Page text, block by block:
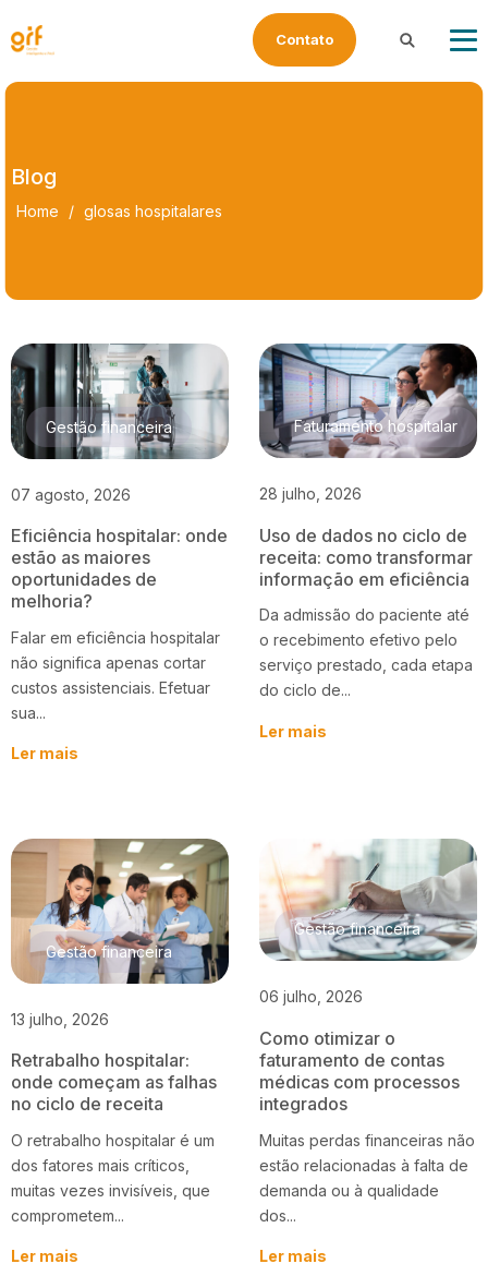
Contato
Blog
Home / glosas hospitalares
Gestão financeira
07 agosto, 2026
Eficiência hospitalar: onde
estão as maiores
oportunidades de
melhoria?
Falar em eficiência hospitalar
não significa apenas cortar
custos assistenciais. Efetuar
sua...
Ler mais
Faturamento hospitalar
28 julho, 2026
Uso de dados no ciclo de
receita: como transformar
informação em eficiência
Da admissão do paciente até
o recebimento efetivo pelo
serviço prestado, cada etapa
do ciclo de...
Ler mais
Gestão financeira
13 julho, 2026
Retrabalho hospitalar:
onde começam as falhas
no ciclo de receita
O retrabalho hospitalar é um
dos fatores mais críticos,
muitas vezes invisíveis, que
comprometem...
Ler mais
Gestão financeira
06 julho, 2026
Como otimizar o
faturamento de contas
médicas com processos
integrados
Muitas perdas financeiras não
estão relacionadas à falta de
demanda ou à qualidade
dos...
Ler mais